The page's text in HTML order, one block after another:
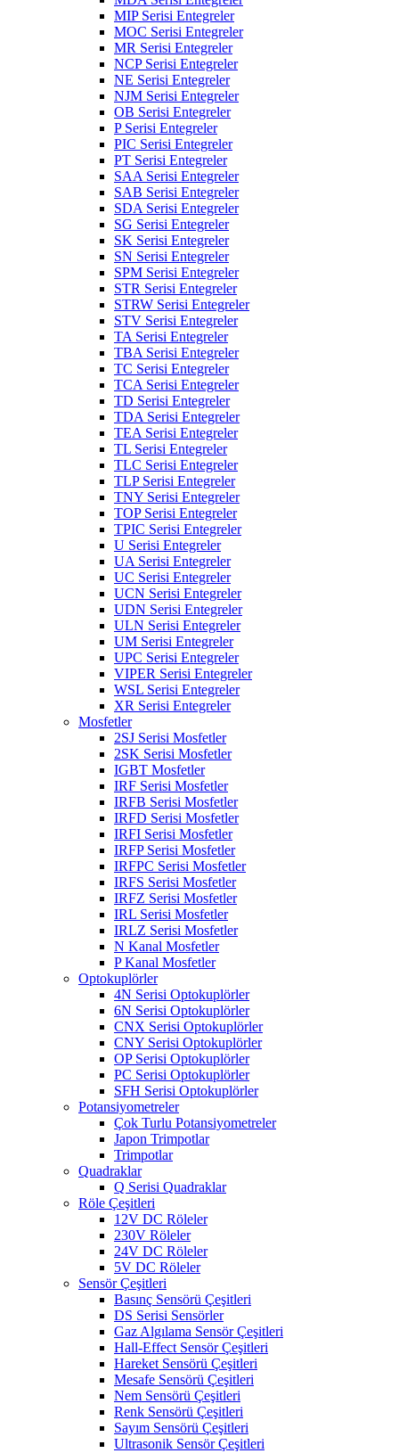
MIP Serisi Entegreler
MOC Serisi Entegreler
MR Serisi Entegreler
NCP Serisi Entegreler
NE Serisi Entegreler
NJM Serisi Entegreler
OB Serisi Entegreler
P Serisi Entegreler
PIC Serisi Entegreler
PT Serisi Entegreler
SAA Serisi Entegreler
SAB Serisi Entegreler
SDA Serisi Entegreler
SG Serisi Entegreler
SK Serisi Entegreler
SN Serisi Entegreler
SPM Serisi Entegreler
STR Serisi Entegreler
STRW Serisi Entegreler
STV Serisi Entegreler
TA Serisi Entegreler
TBA Serisi Entegreler
TC Serisi Entegreler
TCA Serisi Entegreler
TD Serisi Entegreler
TDA Serisi Entegreler
TEA Serisi Entegreler
TL Serisi Entegreler
TLC Serisi Entegreler
TLP Serisi Entegreler
TNY Serisi Entegreler
TOP Serisi Entegreler
TPIC Serisi Entegreler
U Serisi Entegreler
UA Serisi Entegreler
UC Serisi Entegreler
UCN Serisi Entegreler
UDN Serisi Entegreler
ULN Serisi Entegreler
UM Serisi Entegreler
UPC Serisi Entegreler
VIPER Serisi Entegreler
WSL Serisi Entegreler
XR Serisi Entegreler
Mosfetler
2SJ Serisi Mosfetler
2SK Serisi Mosfetler
IGBT Mosfetler
IRF Serisi Mosfetler
IRFB Serisi Mosfetler
IRFD Serisi Mosfetler
IRFI Serisi Mosfetler
IRFP Serisi Mosfetler
IRFPC Serisi Mosfetler
IRFS Serisi Mosfetler
IRFZ Serisi Mosfetler
IRL Serisi Mosfetler
IRLZ Serisi Mosfetler
N Kanal Mosfetler
P Kanal Mosfetler
Optokuplörler
4N Serisi Optokuplörler
6N Serisi Optokuplörler
CNX Serisi Optokuplörler
CNY Serisi Optokuplörler
OP Serisi Optokuplörler
PC Serisi Optokuplörler
SFH Serisi Optokuplörler
Potansiyometreler
Çok Turlu Potansiyometreler
Japon Trimpotlar
Trimpotlar
Quadraklar
Q Serisi Quadraklar
Röle Çeşitleri
12V DC Röleler
230V Röleler
24V DC Röleler
5V DC Röleler
Sensör Çeşitleri
Basınç Sensörü Çeşitleri
DS Serisi Sensörler
Gaz Algılama Sensör Çeşitleri
Hall-Effect Sensör Çeşitleri
Hareket Sensörü Çeşitleri
Mesafe Sensörü Çeşitleri
Nem Sensörü Çeşitleri
Renk Sensörü Çeşitleri
Sayım Sensörü Çeşitleri
Ultrasonik Sensör Çeşitleri